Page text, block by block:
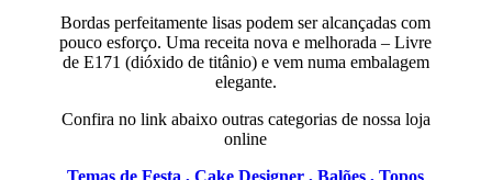
Bordas perfeitamente lisas podem ser alcançadas com
pouco esforço. Uma receita nova e melhorada – Livre
de E171 (dióxido de titânio) e vem numa embalagem
elegante.
Confira no link abaixo outras categorias de nossa loja
online
Temas de Festa ,Cake Designer ,Balões ,Topos